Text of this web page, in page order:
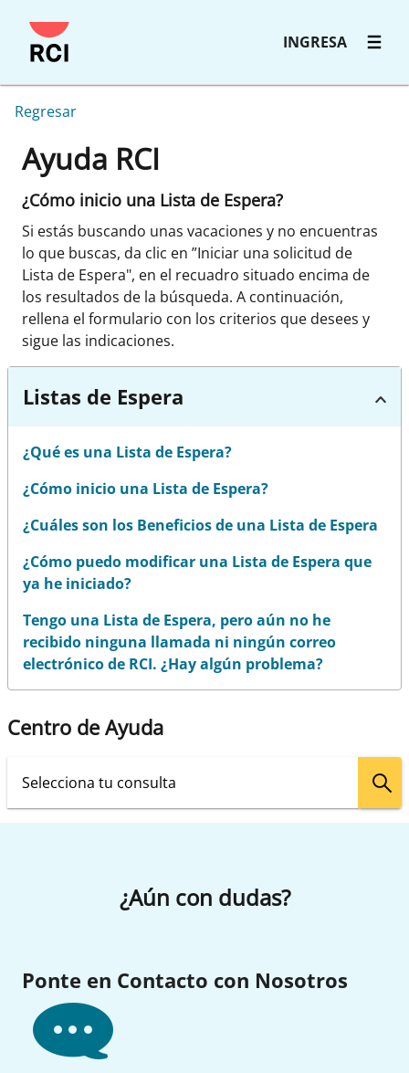
INGRESA
Regresar
Ayuda RCI
¿Cómo inicio una Lista de Espera?
Si estás buscando unas vacaciones y no encuentras
lo que buscas, da clic en ”Iniciar una solicitud de
Lista de Espera", en el recuadro situado encima de
los resultados de la búsqueda. A continuación,
rellena el formulario con los criterios que desees y
sigue las indicaciones.
Listas de Espera
¿Qué es una Lista de Espera?
¿Cómo inicio una Lista de Espera?
¿Cuáles son los Beneficios de una Lista de Espera
¿Cómo puedo modificar una Lista de Espera que
ya he iniciado?
Tengo una Lista de Espera, pero aún no he
recibido ninguna llamada ni ningún correo
electrónico de RCI. ¿Hay algún problema?
Centro de Ayuda
¿Aún con dudas?
Ponte en Contacto con Nosotros